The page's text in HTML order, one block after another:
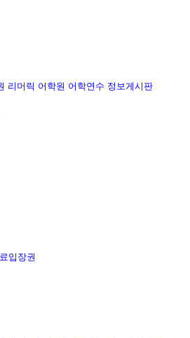
리머릭 어학원 어학연수 정보게시판
입장권